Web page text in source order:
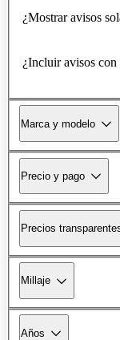
¿Mostrar avisos
¿Incluir avisos con
Marca y modelo
Precio y pago
Precios
Millaje
Años